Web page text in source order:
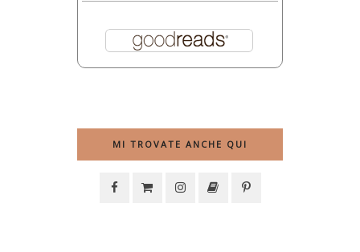
MI TROVATE ANCHE QUI